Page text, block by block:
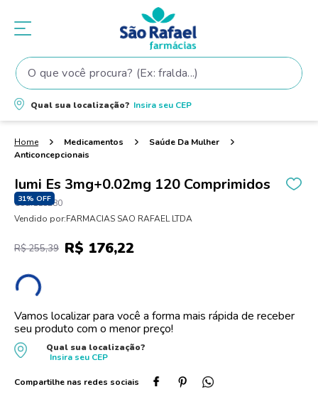
O que você procura? (Ex: fralda...)
Qual sua localização? Insira seu CEP
Medicamentos
Saúde Da Mulher
Anticoncepcionais
31% OFF
Iumi Es 3mg+0.02mg 120 Comprimidos
118280
Vendido por:FARMACIAS SAO RAFAEL LTDA
R$255,39 R$ 176,22
Vamos localizar para você a forma mais rápida de receber
seu produto com o menor preço!
Qual sua localização?
Insira seu CEP
Termos mais buscados
1º fralda
shampoo
3º teste gravidez
4º fralda pampers
5º tintura cabelo
8º
lenço umedecido
10ºoleo